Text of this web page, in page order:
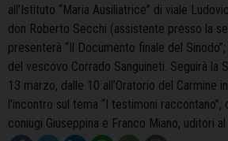
all’Istituto “Maria Ausiliatrice” di viale
don Roberto Secchi (assistente presso la
presenterà “Il Documento finale del
del vescovo Corrado Sanguineti. Seguirà la
13 marzo, dalle 10 all’Oratorio del Carmine
l’incontro sul tema “I testimoni raccontano”,
coniugi Giuseppina e Franco Miano, uditori